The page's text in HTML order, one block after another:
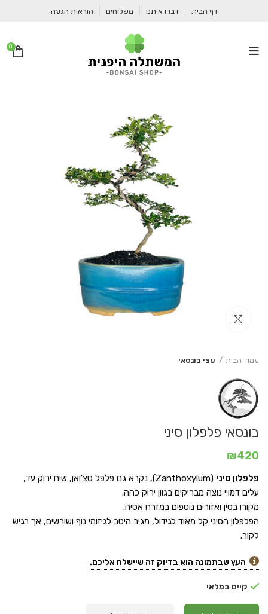
דף הבית דברו איתנו משלוחים הוראות הגעה
0
עמוד הבית עצי בונסאי
בונסאי פלפלון סיני
₪420
פלפלון סיני
(Zanthoxylum), נקרא גם פלפל סצ'ואן, שיח ירוק עד,
עלים דמויי נוצה מבריקים בגוון ירוק כהה.
מקורו בסין ואזורים נוספים במזרח אסיה.
הפלפלון הסיני קל מאוד לגידול, מגיב היטב לגיזומי נוף ושורשים, אך רגיש
לקור.
העץ שבתמונה הוא בדיוק זה שיישלח אליכם.
קיים במלאי